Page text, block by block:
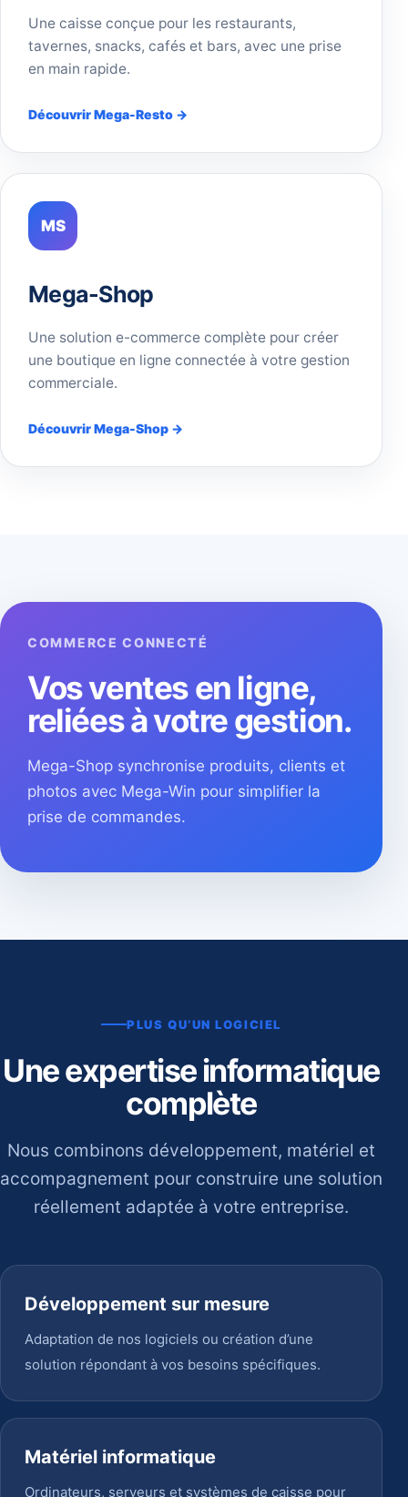
Une caisse conçue pour les restaurants,
tavernes, snacks, cafés et bars, avec une prise
en main rapide.
Découvrir Mega-Resto →
MS
Mega-Shop
Une solution e-commerce complète pour créer
une boutique en ligne connectée à votre gestion
commerciale.
Découvrir Mega-Shop →
COMMERCE CONNECTÉ
Vos ventes en ligne,
reliées à votre gestion.
Mega-Shop synchronise produits, clients et
photos avec Mega-Win pour simplifier la
prise de commandes.
PLUS QU’UN LOGICIEL
Une expertise informatique
complète
Nous combinons développement, matériel et
accompagnement pour construire une solution
réellement adaptée à votre entreprise.
Développement sur mesure
Adaptation de nos logiciels ou création d’une
solution répondant à vos besoins spécifiques.
Matériel informatique
Ordinateurs, serveurs et systèmes de caisse pour